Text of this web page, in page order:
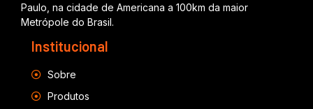
Paulo, na cidade de Americana a 100km da maior
Metrópole do Brasil.
Institucional
Sobre
Produtos